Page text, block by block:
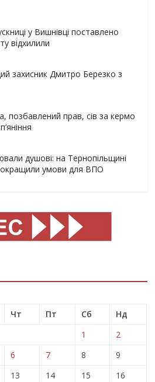
у Вишнівці поставлено
відхилили
захисник Дмитро Березко з
позбавлений прав, сів за кермо
душові: на Тернопільщині
умови для ВПО
Чт Пт Сб
Нд
1
2
6 7 8
9
13 14 15
16